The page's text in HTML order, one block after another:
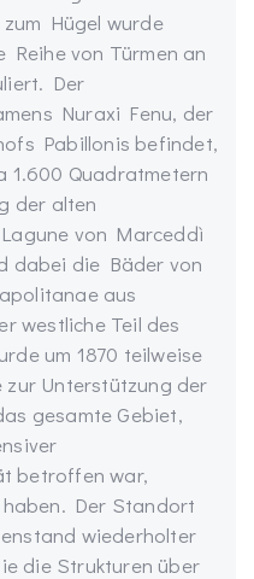
Hügel wurde
von Türmen an
Der
Nuraxi Fenu, der
Pabillonis befindet,
1.600 Quadratmetern
der alten
von Marceddì
dabei die Bäder von
aus
westliche Teil des
um 1870 teilweise
zur Unterstützung der
gesamte Gebiet,
betroffen war,
Der Standort
wiederholter
die Strukturen über